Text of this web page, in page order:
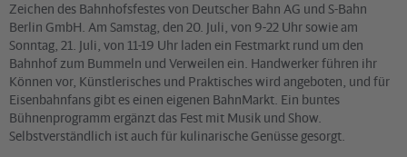
Zeichen des Bahnhofsfestes von Deutscher Bahn AG und S-Bahn
Berlin GmbH. Am Samstag, den 20. Juli, von 9-22 Uhr sowie am
Sonntag, 21. Juli, von 11-19 Uhr laden ein Festmarkt rund um den
Bahnhof zum Bummeln und Verweilen ein. Handwerker führen ihr
Können vor, Künstlerisches und Praktisches wird angeboten, und für
Eisenbahnfans gibt es einen eigenen BahnMarkt. Ein buntes
Bühnenprogramm ergänzt das Fest mit Musik und Show.
Selbstverständlich ist auch für kulinarische Genüsse gesorgt.